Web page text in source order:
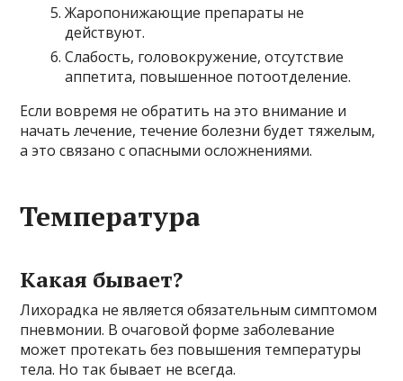
Жаропонижающие препараты не
действуют.
Слабость, головокружение, отсутствие
аппетита, повышенное потоотделение.
Если вовремя не обратить на это внимание и
начать лечение, течение болезни будет тяжелым,
а это связано с опасными осложнениями.
Температура
Какая бывает?
Лихорадка не является обязательным симптомом
пневмонии. В очаговой форме заболевание
может протекать без повышения температуры
тела. Но так бывает не всегда.